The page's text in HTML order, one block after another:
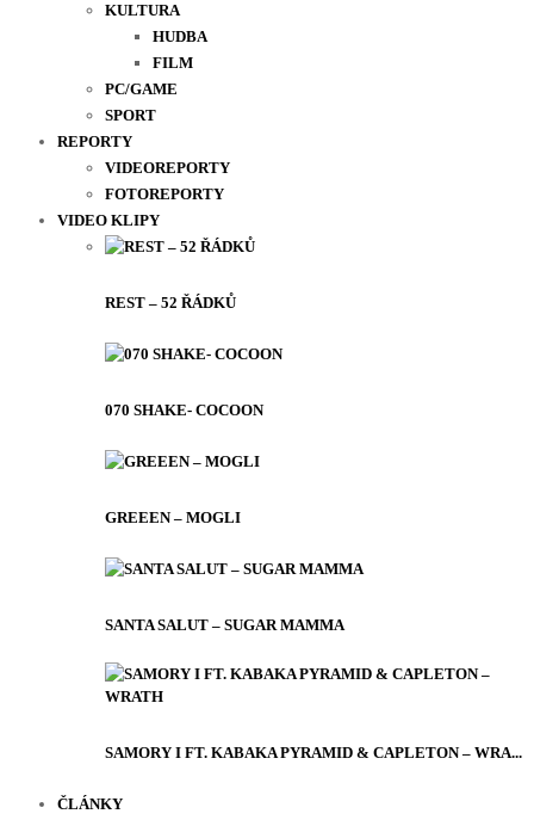
KULTURA
HUDBA
FILM
PC/GAME
SPORT
REPORTY
VIDEOREPORTY
FOTOREPORTY
VIDEO KLIPY
REST – 52 ŘÁDKŮ
070 SHAKE- COCOON
GREEEN – MOGLI
SANTA SALUT – SUGAR MAMMA
SAMORY I FT. KABAKA PYRAMID & CAPLETON – WRA...
ČLÁNKY